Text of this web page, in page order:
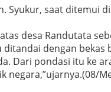
Syukur, saat ditemui
desa Randutata
ditandai dengan bekas
Dari pondasi itu ke
negara,”ujarnya.(08/